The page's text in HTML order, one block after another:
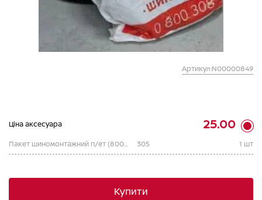
Артикул:N00000849
Ціна аксесуара 25.00
Пакет шиномонтажний п/ет (800+180*2)1100, 25 мкм, з мал з ЛОГО ВІДІ/ 305 1 шт
Купити